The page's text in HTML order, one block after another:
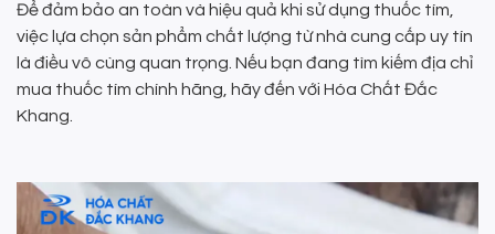
Để đảm bảo an toàn và hiệu quả khi sử dụng thuốc tím,
việc lựa chọn sản phẩm chất lượng từ nhà cung cấp uy tín
là điều vô cùng quan trọng. Nếu bạn đang tìm kiếm địa chỉ
mua thuốc tím chính hãng, hãy đến với Hóa Chất Đắc
Khang.